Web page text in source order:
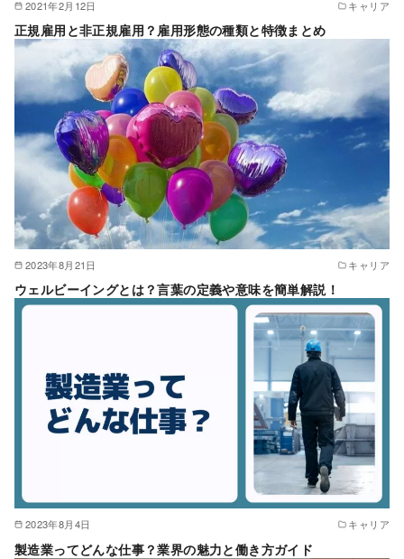
2021年2月12日 キャリア
正規雇用と非正規雇用？雇用形態の種類と特徴まとめ
2023年8月21日 キャリア
ウェルビーイングとは？言葉の定義や意味を簡単解説！
2023年8月4日 キャリア
製造業ってどんな仕事？業界の魅力と働き方ガイド